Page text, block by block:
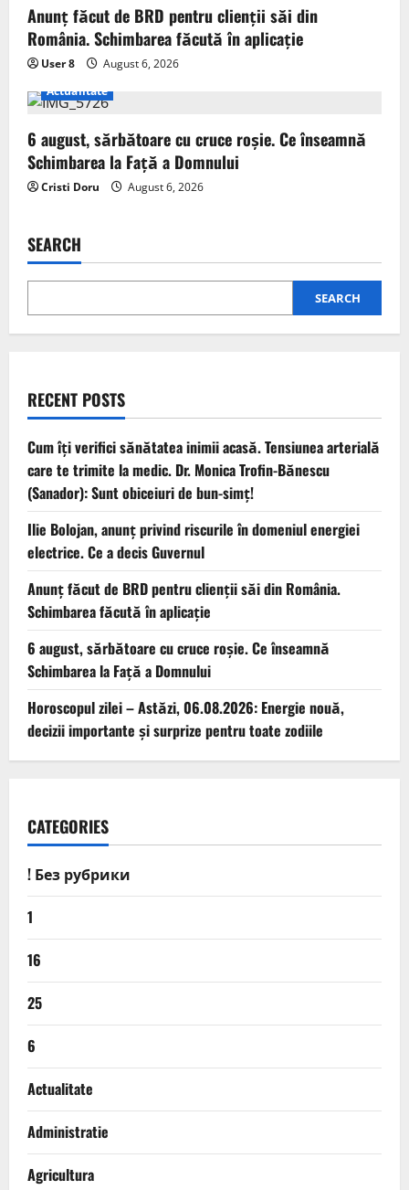
Anunț făcut de BRD pentru clienții săi din
România. Schimbarea făcută în aplicație
User 8
August 6, 2026
Actualitate
6 august, sărbătoare cu cruce roșie. Ce înseamnă
Schimbarea la Față a Domnului
Cristi Doru August 6, 2026
SEARCH
SEARCH
RECENT POSTS
Cum îți verifici sănătatea inimii acasă. Tensiunea arterială
care te trimite la medic. Dr. Monica Trofin-Bănescu
(Sanador): Sunt obiceiuri de bun-simț!
Ilie Bolojan, anunț privind riscurile în domeniul energiei
electrice. Ce a decis Guvernul
Anunț făcut de BRD pentru clienții săi din România.
Schimbarea făcută în aplicație
6 august, sărbătoare cu cruce roșie. Ce înseamnă
Schimbarea la Față a Domnului
Horoscopul zilei – Astăzi, 06.08.2026: Energie nouă,
decizii importante și surprize pentru toate zodiile
CATEGORIES
! Без рубрики
1
16
25
6
Actualitate
Administratie
Agricultura